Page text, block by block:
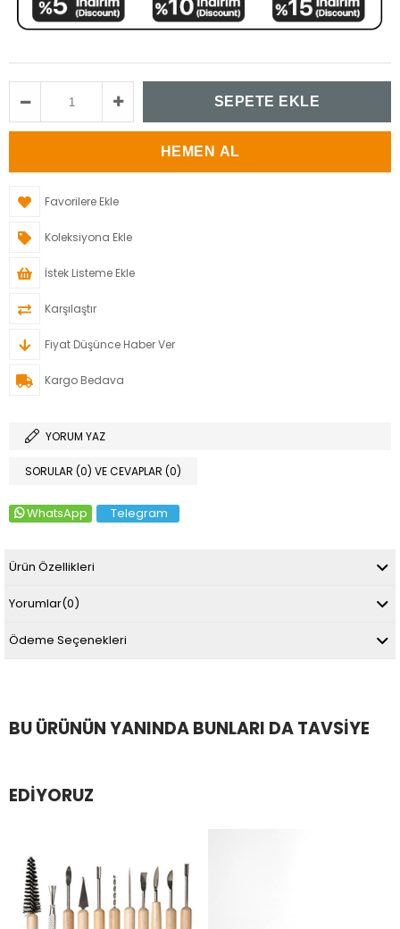
Favorilere Ekle
Koleksiyona Ekle
İstek Listeme Ekle
Karşılaştır
Fiyat Düşünce Haber Ver
Kargo Bedava
YORUM YAZ
SORULAR (0) VE CEVAPLAR (0)
WhatsApp Telegram
Ürün Özellikleri
Yorumlar(0)
Ödeme Seçenekleri
BU ÜRÜNÜN YANINDA BUNLARI DA TAVSIYE
EDIYORUZ